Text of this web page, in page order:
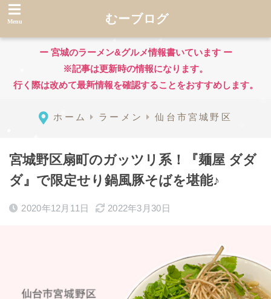
むーブログ
ー 宮城のラーメン&グルメ情報書いています ー
※記事は更新時の情報になります。
行く際は改めて最新情報を確認することをおすすめします。
ホーム ラーメン 仙台市宮城野区
宮城野区扇町のガッツリ系！『麺屋 ダダ
ダ』で限定せり鍋風豚そばを堪能♪
2020年12月11日 2022年3月30日